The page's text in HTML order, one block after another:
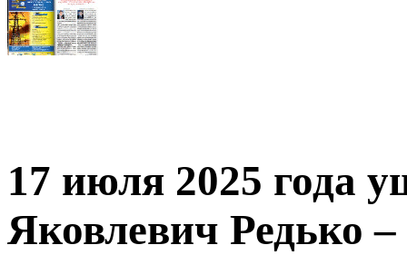
17 июля 2025 года
Яковлевич Редько